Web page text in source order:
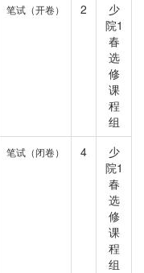
笔试（开卷） 2
少
院1
春
选
修
课
程
组
笔试（闭卷） 4
少
院1
春
选
修
课
程
组